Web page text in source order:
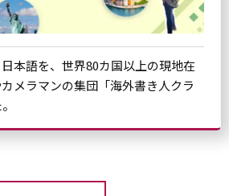
本語を、世界80カ国以上の現地在
メラマンの集団「海外書き人クラ